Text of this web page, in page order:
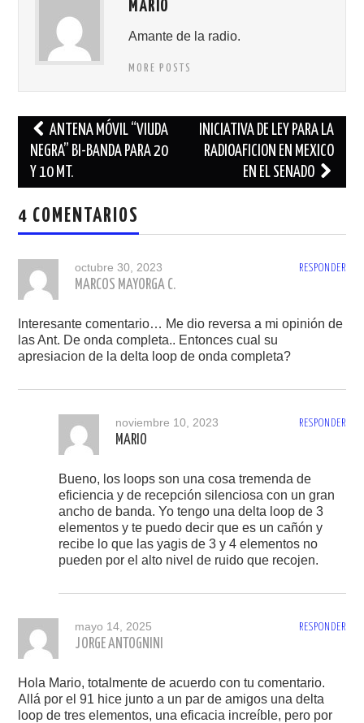
MARIO
Amante de la radio.
MORE POSTS
Navegación
de
entradas
ANTENA MÓVIL “VIUDA
NEGRA” BI-BANDA PARA 20
Y 10 MT.
INICIATIVA DE LEY PARA LA
RADIOAFICION EN MEXICO
EN EL SENADO
4 COMENTARIOS
RESPONDER
octubre 30, 2023
MARCOS MAYORGA C.
Interesante comentario… Me dio reversa a mi opinión de
las Ant. De onda completa.. Entonces cual su
apresiacion de la delta loop de onda completa?
RESPONDER
noviembre 10, 2023
MARIO
Bueno, los loops son una cosa tremenda de
eficiencia y de recepción silenciosa con un gran
ancho de banda. Yo tengo una delta loop de 3
elementos y te puedo decir que es un cañón y
recibe lo que las yagis de 3 y 4 elementos no
pueden por el alto nivel de ruido que recojen.
RESPONDER
mayo 14, 2025
JORGE ANTOGNINI
Hola Mario, totalmente de acuerdo con tu comentario.
Allá por el 91 hice junto a un par de amigos una delta
loop de tres elementos, una eficacia increíble, pero por